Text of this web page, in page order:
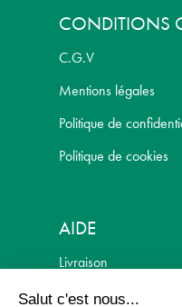
CONDITIONS
C.G.V
Mentions légales
Politique de
Politique de cookies
AIDE
Livraison
Politique de retour
Salut c'est nous...